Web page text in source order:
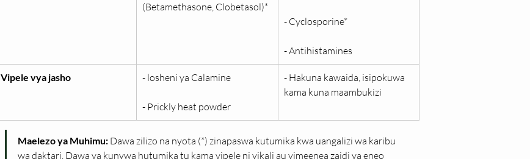
(Betamethasone, Clobetasol)*
- Cyclosporine*
- Antihistamines
Vipele vya jasho - losheni ya Calamine
- Prickly heat powder
- Hakuna kawaida, isipokuwa
kama kuna maambukizi
Maelezo ya Muhimu: Dawa zilizo na nyota (*) zinapaswa kutumika kwa uangalizi wa karibu
wa daktari. Dawa ya kunywa hutumika tu kama vipele ni vikali au vimeenea zaidi ya eneo